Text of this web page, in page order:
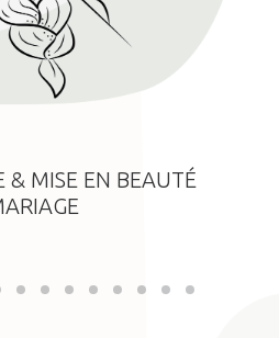
& MISE EN BEAUTÉ